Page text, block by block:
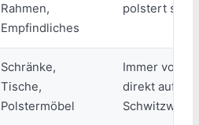
Rahmen,
Empfindliches
polstert sie
Schränke,
Tische,
Polstermöbel
Immer vor
direkt auf